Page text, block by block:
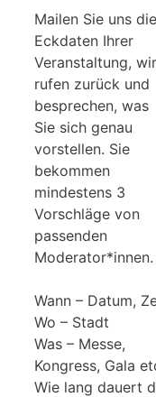
Mailen Sie uns die
Eckdaten Ihrer
Veranstaltung, wir
rufen zurück und
besprechen, was
Sie sich genau
vorstellen. Sie
bekommen
mindestens 3
Vorschläge von
passenden
Moderator*innen.
Wann – Datum,
Wo – Stadt
Was – Messe,
Kongress, Gala
Wie lang dauert